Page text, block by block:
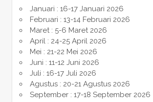
Januari : 16-17 Januari 2026
Februari : 13-14 Februari 2026
Maret : 5-6 Maret 2026
April : 24-25 April 2026
Mei : 21-22 Mei 2026
Juni : 11-12 Juni 2026
Juli : 16-17 Juli 2026
Agustus : 20-21 Agustus 2026
September : 17-18 September 2026